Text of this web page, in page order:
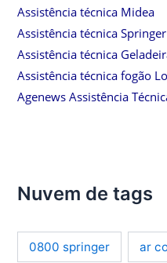
Assistência técnica Midea
Assistência técnica Springer
Assistência técnica
Assistência técnica fogão
Agenews Assistência
Nuvem de tags
0800 springer ar